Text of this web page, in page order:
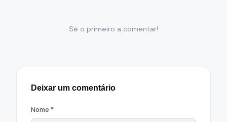
Sê o primeiro a comentar!
Deixar um comentário
Nome *